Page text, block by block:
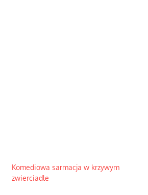
Komediowa sarmacja w krzywym
zwierciadle